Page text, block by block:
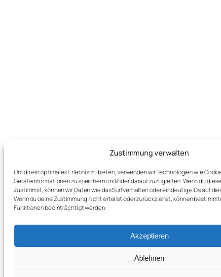
Zustimmung verwalten
Um dir ein optimales Erlebnis zu bieten, verwenden wir Technologien wie
Geräteinformationen zu speichern und/oder darauf zuzugreifen. Wenn du
zustimmst, können wir Daten wie das Surfverhalten oder eindeutige IDs auf
Wenn du deine Zustimmung nicht erteilst oder zurückziehst, können
Funktionen beeinträchtigt werden.
Akzeptieren
Ablehnen